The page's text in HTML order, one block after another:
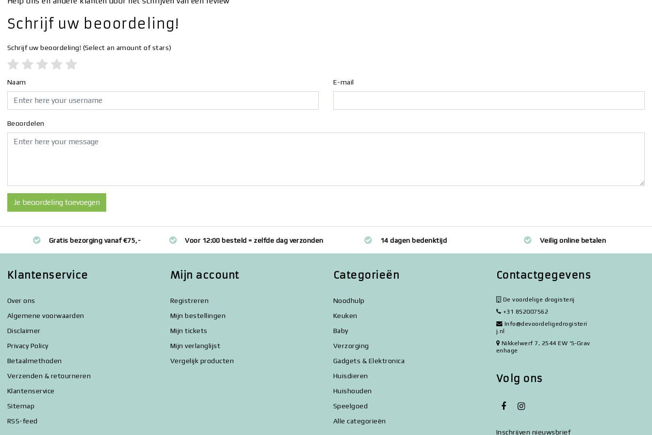
Schrijf uw beoordeling!
Schrijf uw beoordeling! (Select an amount of stars)
Naam E-mail
Beoordelen
Je beoordeling toevoegen
Gratis bezorging vanaf €75,- Voor 12:00 besteld = zelfde dag verzonden 14 dagen bedenktijd Veilig online betalen
Klantenservice
Over ons
Algemene voorwaarden
Disclaimer
Privacy Policy
Betaalmethoden
Verzenden & retourneren
Klantenservice
Sitemap
RSS-feed
Mijn account
Registreren
Mijn bestellingen
Mijn tickets
Mijn verlanglijst
Vergelijk producten
Categorieën
Noodhulp
Keuken
Baby
Verzorging
Gadgets & Elektronica
Huisdieren
Huishouden
Speelgoed
Alle categorieën
Contactgegevens
De voordelige drogisterij
+31 852007562
Info@devoordeligedrogisteri
j.nl
Nikkelwerf 7, 2544 EW 'S-Grav
enhage
Volg ons
Inschrijven nieuwsbrief